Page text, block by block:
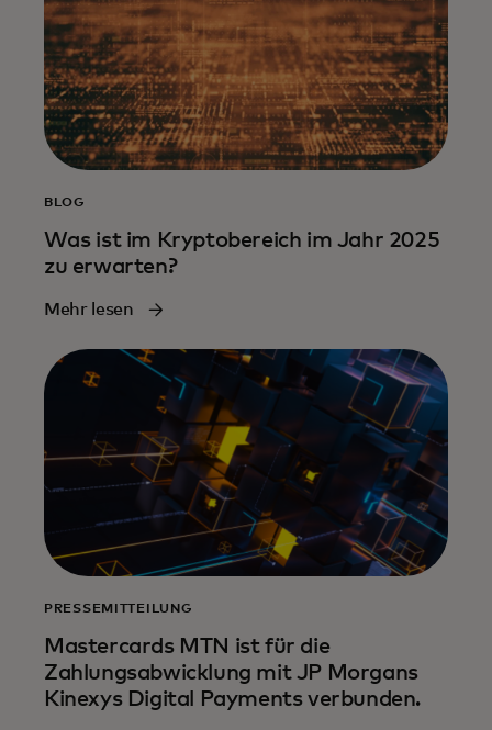
BLOG
Was ist im Kryptobereich im Jahr 2025
zu erwarten?
Mehr lesen
PRESSEMITTEILUNG
Mastercards MTN ist für die
Zahlungsabwicklung mit JP Morgans
Kinexys Digital Payments verbunden.